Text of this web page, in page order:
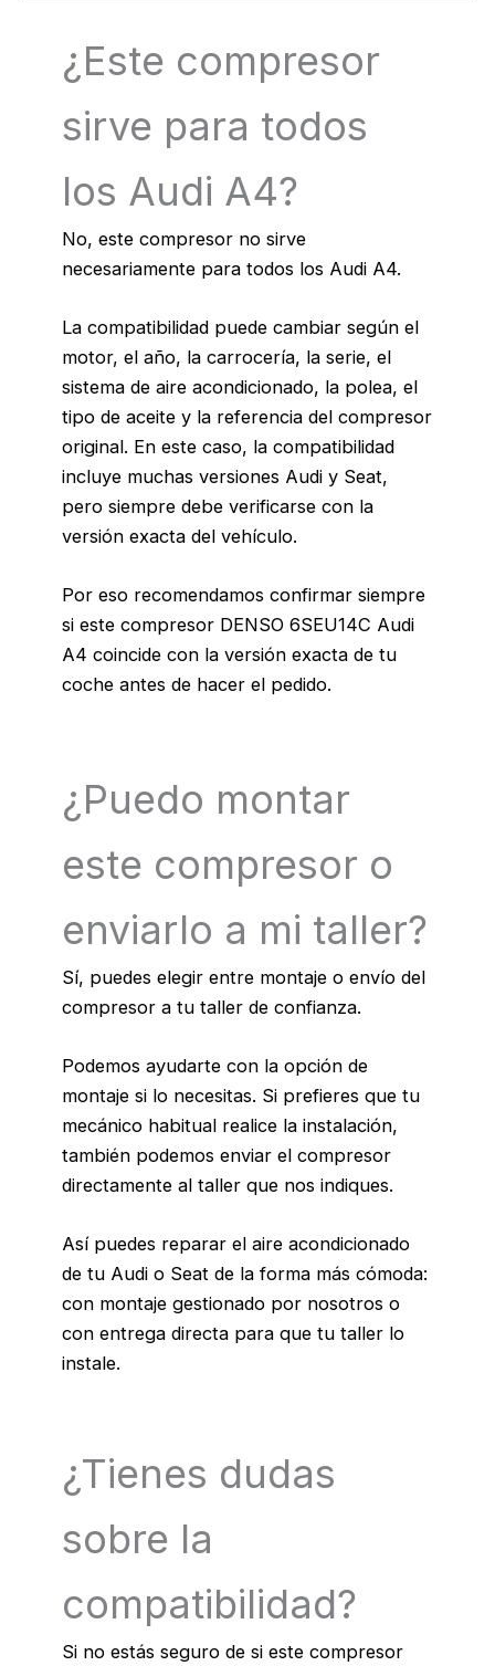
¿Este compresor
sirve para todos
los Audi A4?
No, este compresor no sirve
necesariamente para todos los Audi A4.
La compatibilidad puede cambiar según el
motor, el año, la carrocería, la serie, el
sistema de aire acondicionado, la polea, el
tipo de aceite y la referencia del compresor
original. En este caso, la compatibilidad
incluye muchas versiones Audi y Seat,
pero siempre debe verificarse con la
versión exacta del vehículo.
Por eso recomendamos confirmar siempre
si este compresor DENSO 6SEU14C Audi
A4 coincide con la versión exacta de tu
coche antes de hacer el pedido.
¿Puedo montar
este compresor o
enviarlo a mi taller?
Sí, puedes elegir entre montaje o envío del
compresor a tu taller de confianza.
Podemos ayudarte con la opción de
montaje si lo necesitas. Si prefieres que tu
mecánico habitual realice la instalación,
también podemos enviar el compresor
directamente al taller que nos indiques.
Así puedes reparar el aire acondicionado
de tu Audi o Seat de la forma más cómoda:
con montaje gestionado por nosotros o
con entrega directa para que tu taller lo
instale.
¿Tienes dudas
sobre la
compatibilidad?
Si no estás seguro de si este compresor